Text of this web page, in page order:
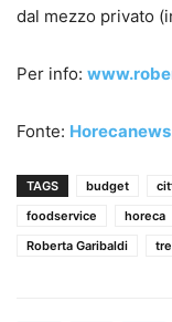
dal mezzo privato
Per info:
Fonte:
TAGS budget
foodservice
horeca
Roberta Garibaldi